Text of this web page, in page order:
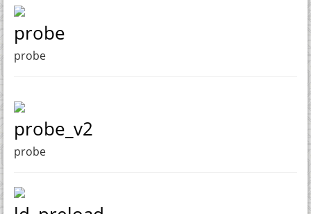
probe
probe
probe_v2
probe